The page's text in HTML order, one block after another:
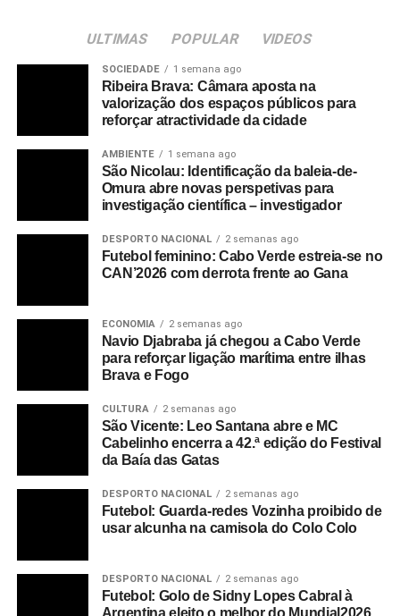
ULTIMAS POPULAR VIDEOS
SOCIEDADE 1 semana ago
Ribeira Brava: Câmara aposta na
valorização dos espaços públicos para
reforçar atractividade da cidade
AMBIENTE 1 semana ago
São Nicolau: Identificação da baleia-de-
Omura abre novas perspetivas para
investigação científica – investigador
DESPORTO NACIONAL 2 semanas ago
Futebol feminino: Cabo Verde estreia-se no
CAN’2026 com derrota frente ao Gana
ECONOMIA 2 semanas ago
Navio Djabraba já chegou a Cabo Verde
para reforçar ligação marítima entre ilhas
Brava e Fogo
CULTURA 2 semanas ago
São Vicente: Leo Santana abre e MC
Cabelinho encerra a 42.ª edição do Festival
da Baía das Gatas
DESPORTO NACIONAL 2 semanas ago
Futebol: Guarda-redes Vozinha proibido de
usar alcunha na camisola do Colo Colo
DESPORTO NACIONAL 2 semanas ago
Futebol: Golo de Sidny Lopes Cabral à